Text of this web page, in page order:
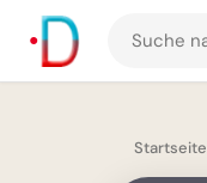
Suche
nach
und
Startseite